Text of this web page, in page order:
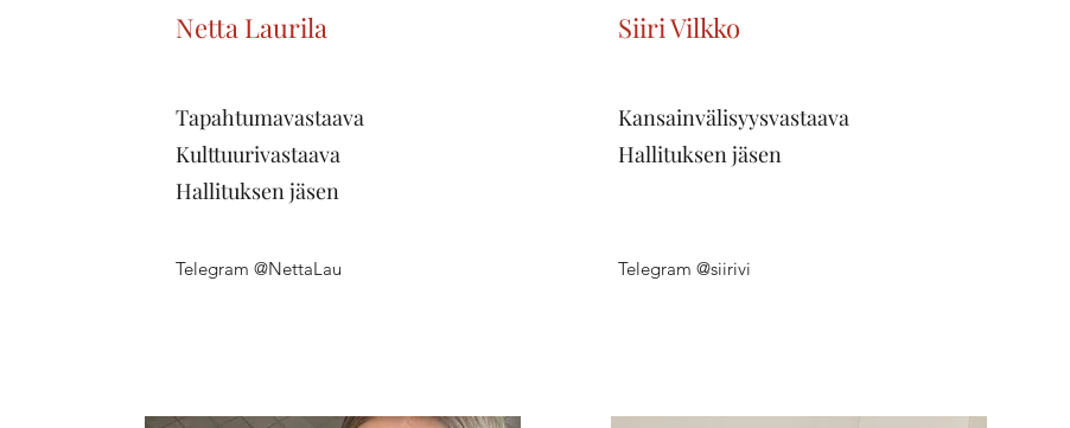
Netta Laurila
Tapahtumavastaava
Kulttuurivastaava
Hallituksen jäsen
Telegram @NettaLau
Siiri Vilkko
Kansainvälisyysvastaava
Hallituksen jäsen
Telegram @siirivi